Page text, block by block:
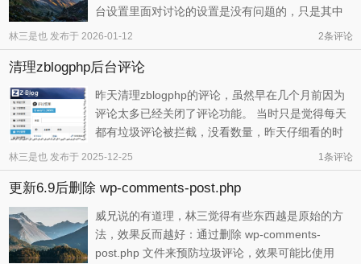
台设置里面对讨论的设置是没有问题的，只是其中
的机制，我们还没有摸清楚。于是我又换了两个邮
箱进行测试，得出更多的结论… 第二条评论是否会
进入待审的因素探究 后台设置，选择讨论，评论显
林三是也发布于 2026-01-12 2条评论
清理zblogphp后台评论
昨天清理zblogphp的评论，虽然早在几个月前因为
评论太多已经关闭了评论功能。 当时只是觉得每天
都有垃圾评论被拦截，没看数量，昨天仔细看的时
候，发现居然有将近10w个评论，简直就是被评论
输出工具当做垃圾场了，这不禁让我想起了卢松松
童鞋的外链发布工具，很可能就是通过一种工具向
林三是也发布于 2025-12-25 1条评论
更新6.9后删除 wp-comments-post.php
威兄说的有道理，林三觉得有些东西越是原始的方
法，效果反而越好：通过删除 wp-comments-
post.php 文件来预防垃圾评论，效果可能比使用